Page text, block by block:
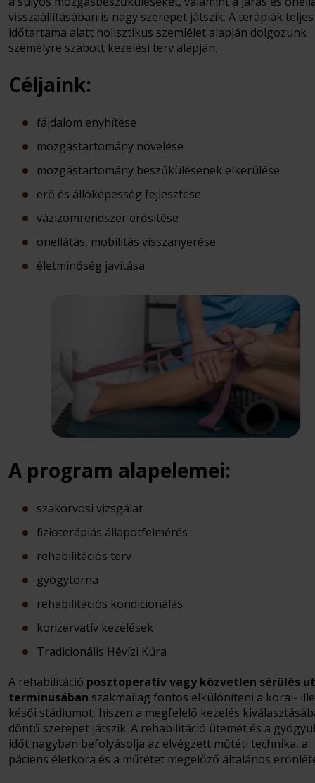
visszaállításában is nagy szerepet játszik. A terápiák teljes
időtartama alatt holisztikus szemlélet alapján dolgozunk
személyre szabott kezelési terv alapján.
Céljaink:
fájdalom enyhítése
mozgástartomány növelése
mozgástartomány beszűkülésének elkerülése
erő és állóképesség fejlesztése
vázizomrendszer erősítése
önellátás, mobilitás visszanyerése
életminőség javítása
A program alapelemei:
szakorvosi vizsgálat
fizioterápiás állapotfelmérés
rehabilitációs terv
gyógytorna
rehabilitációs kondicionálás
konzervatív kezelések
Tradicionális Hévízi Kúra
A rehabilitáció posztoperatív vagy közvetlen sérülés
terminusában szakmailag fontos elkülöníteni a korai-
késői stádiumot, hiszen a megfelelő kezelés
döntő szerepet játszik. A rehabilitáció ütemét és a
időt nagyban befolyásolja az elvégzett műtéti technika, a
páciens életkora és a műtétet megelőző általános